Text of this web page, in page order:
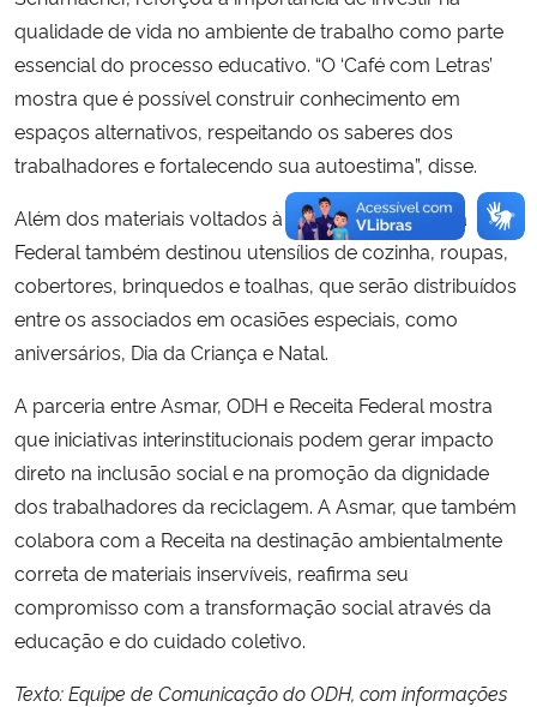
qualidade de vida no ambiente de trabalho como parte
essencial do processo educativo. “O ‘Café com Letras’
mostra que é possível construir conhecimento em
espaços alternativos, respeitando os saberes dos
trabalhadores e fortalecendo sua autoestima”, disse.
Além dos materiais voltados à educação, a Receita
Federal também destinou utensílios de cozinha, roupas,
cobertores, brinquedos e toalhas, que serão distribuídos
entre os associados em ocasiões especiais, como
aniversários, Dia da Criança e Natal.
A parceria entre Asmar, ODH e Receita Federal mostra
que iniciativas interinstitucionais podem gerar impacto
direto na inclusão social e na promoção da dignidade
dos trabalhadores da reciclagem. A Asmar, que também
colabora com a Receita na destinação ambientalmente
correta de materiais inservíveis, reafirma seu
compromisso com a transformação social através da
educação e do cuidado coletivo.
Texto: Equipe de Comunicação do ODH, com informações